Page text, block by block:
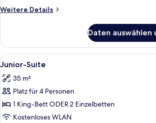
Weitere Details
Weitere
Einzelzimmer
Daten auswählen
Alle
Fotos
für
Junior-
Suite
anzeigen
Ein
10
Junior-Suite
35 m²
Platz für 4 Personen
1 King-Bett ODER 2 Einzelbetten
Kostenloses WLAN